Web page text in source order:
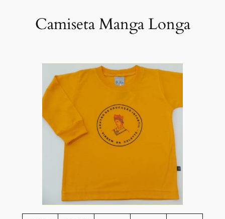
Camiseta Manga Longa